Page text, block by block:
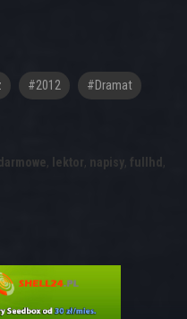
#2012 #Dramat
, lektor, napisy, fullhd ,